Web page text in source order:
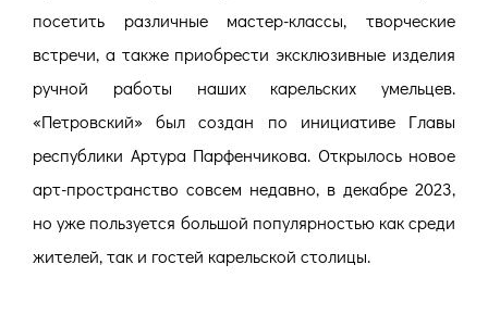
посетить различные мастер-классы, творческие
встречи, а также приобрести эксклюзивные изделия
ручной работы наших карельских умельцев.
«Петровский» был создан по инициативе Главы
республики Артура Парфенчикова. Открылось новое
арт-пространство совсем недавно, в декабре 2023,
но уже пользуется большой популярностью как среди
жителей, так и гостей карельской столицы.